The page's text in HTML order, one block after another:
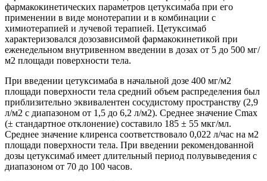
фармакокинетических параметров цетуксимаба при его
применении в виде монотерапии и в комбинации с
химиотерапией и лучевой терапией. Цетуксимаб
характеризовался дозозависимой фармакокинетикой при
еженедельном внутривенном введении в дозах от 5 до 500 мг/
м2 площади поверхности тела.
При введении цетуксимаба в начальной дозе 400 мг/м2
площади поверхности тела средний объем распределения был
приблизительно эквивалентен сосудистому пространству (2,9
л/м2 с диапазоном от 1,5 до 6,2 л/м2). Среднее значение Сmах
(± стандартное отклонение) составило 185 ± 55 мкг/мл.
Среднее значение клиренса соответствовало 0,022 л/час на м2
площади поверхности тела. При введении рекомендованной
дозы цетуксимаб имеет длительный период полувыведения с
диапазоном от 70 до 100 часов.